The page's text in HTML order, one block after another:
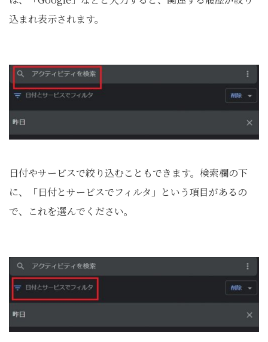
込まれ表示されます。
日付やサービスで絞り込むこともできます。検索欄の下
に、「日付とサービスでフィルタ」という項目があるの
で、これを選んでください。